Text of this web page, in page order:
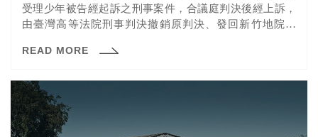
受理少年被告經起訴之刑事案件，合議庭判決後經上訴，
由臺灣高等法院刑事判決撤銷原判決、發回新竹地院更
月才指示送交分案，經司法院移送職務法庭審理。
READ MORE